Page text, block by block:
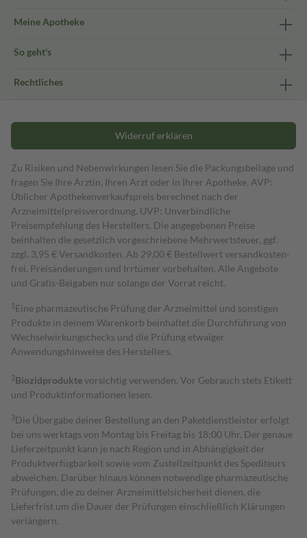
Meine Apotheke
So geht's
Rechtliches
Widerruf erklären
Zu Risiken und Nebenwirkungen lesen Sie die Packungsbeilage und
fragen Sie Ihre Ärztin, Ihren Arzt oder in Ihrer Apotheke. AVP:
Üblicher Apothekenverkaufspreis berechnet nach der
Arzneimittelpreisverordnung. UVP: Unverbindliche
Preisempfehlung des Herstellers. Die angegebenen Preise
beinhalten die gesetzlich vorgeschriebene Mehrwertsteuer, ggf.
zzgl. 3,95 € Versandkosten. Ab 29,00 € Bestell­wert versand­kosten­
frei. Preisänderungen und Irrtümer vorbehalten. Alle Angebote
und Gratis-Beigaben nur solange der Vorrat reicht.
1 Eine pharmazeutische Prüfung der Arzneimittel und sonstigen
Produkte in deinem Warenkorb beinhaltet die Durchführung von
Wechselwirkungschecks und die Prüfung etwaiger
Anwendungshinweise des Herstellers.
2Biozidproduktevorsichtig verwenden. Vor Gebrauch stets Etikett
und Produktinformationen lesen.
3Die Übergabe deiner Bestellung an den Paketdienstleister erfolgt
bei uns werktags von Montag bis Freitag bis 18:00 Uhr. Der genaue
Lieferzeitpunkt kann je nach Region und in Abhängigkeit der
Produktverfügbarkeit sowie vom Zustellzeitpunkt des Spediteurs
abweichen. Darüber hinaus können notwendige pharmazeutische
Prüfungen, die zu deiner Arzneimittelsicherheit dienen, die
Lieferfrist um die Dauer der Prüfungen einschließlich Klärungen
verlängern.